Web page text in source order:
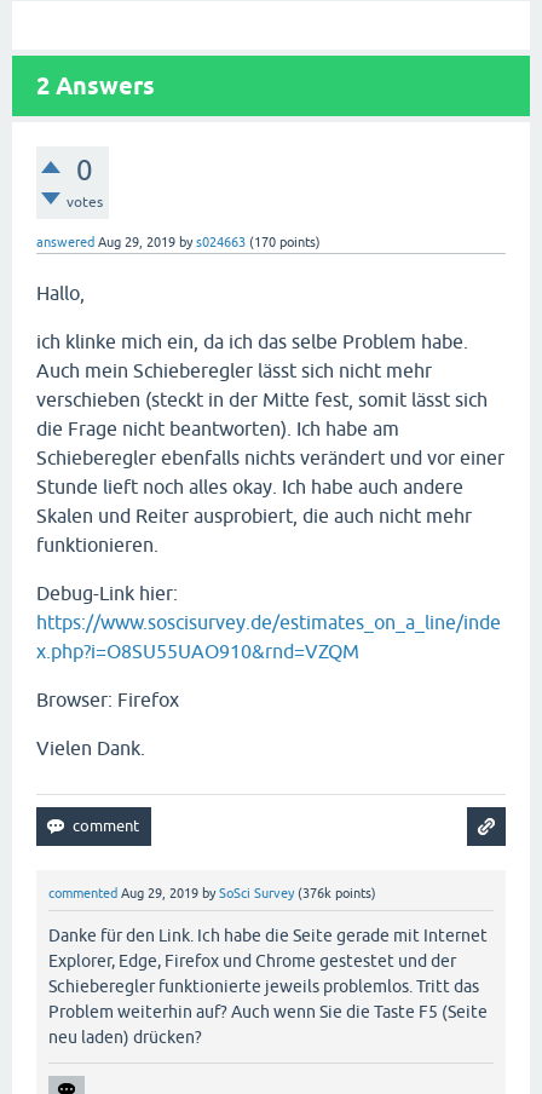
2 Answers
0
votes
answered Aug 29, 2019 bys024663 (170 points)
Hallo,
ich klinke mich ein, da ich das selbe Problem habe.
Auch mein Schieberegler lässt sich nicht mehr
verschieben (steckt in der Mitte fest, somit lässt sich
die Frage nicht beantworten). Ich habe am
Schieberegler ebenfalls nichts verändert und vor einer
Stunde lieft noch alles okay. Ich habe auch andere
Skalen und Reiter ausprobiert, die auch nicht mehr
funktionieren.
Debug-Link hier:
https://www.soscisurvey.de/estimates_on_a_line/inde
x.php?i=O8SU55UAO910&rnd=VZQM
Browser: Firefox
Vielen Dank.
commented Aug 29, 2019 bySoSci Survey (376k points)
Danke für den Link. Ich habe die Seite gerade mit Internet
Explorer, Edge, Firefox und Chrome gestestet und der
Schieberegler funktionierte jeweils problemlos. Tritt das
Problem weiterhin auf? Auch wenn Sie die Taste F5 (Seite
neu laden) drücken?